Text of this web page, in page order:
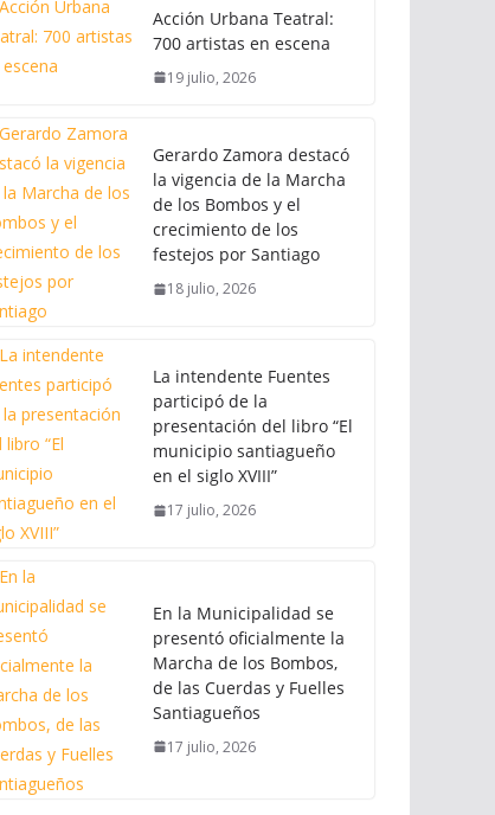
Acción Urbana Teatral:
700 artistas en escena
19 julio, 2026
Gerardo Zamora destacó
la vigencia de la Marcha
de los Bombos y el
crecimiento de los
festejos por Santiago
18 julio, 2026
La intendente Fuentes
participó de la
presentación del libro “El
municipio santiagueño
en el siglo XVIII”
17 julio, 2026
En la Municipalidad se
presentó oficialmente la
Marcha de los Bombos,
de las Cuerdas y Fuelles
Santiagueños
17 julio, 2026